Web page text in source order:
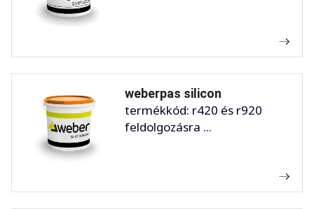
weberpas silicon
termékkód: r420 és r920
feldolgozásra ...